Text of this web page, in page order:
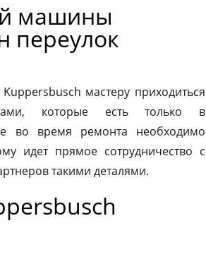
машины
переулок
мастеру приходиться
которые есть только в
во время ремонта необходимо
идет прямое сотрудничество с
такими деталями.